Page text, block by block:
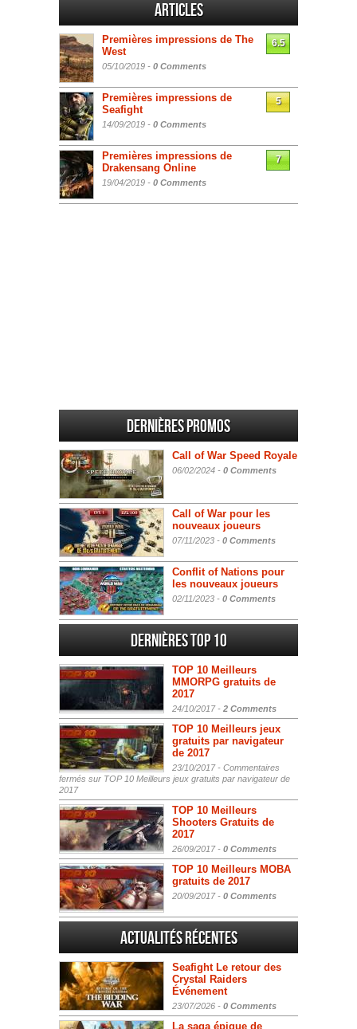
Articles
Premières impressions de The
West
05/10/2019 - 0 Comments
6.5
Premières impressions de
Seafight
14/09/2019 - 0 Comments
5
Premières impressions de
Drakensang Online
19/04/2019 - 0 Comments
7
Dernières promos
Call of War Speed Royale
06/02/2024 - 0 Comments
Call of War pour les
nouveaux joueurs
07/11/2023 - 0 Comments
Conflit of Nations pour
les nouveaux joueurs
02/11/2023 - 0 Comments
Dernières Top 10
TOP 10 Meilleurs
MMORPG gratuits de
2017
24/10/2017 - 2 Comments
TOP 10 Meilleurs jeux
gratuits par navigateur
de 2017
23/10/2017 - Commentaires
fermés sur TOP 10 Meilleurs jeux gratuits par navigateur de
2017
TOP 10 Meilleurs
Shooters Gratuits de
2017
26/09/2017 - 0 Comments
TOP 10 Meilleurs MOBA
gratuits de 2017
20/09/2017 - 0 Comments
Actualités Récentes
Seafight Le retour des
Crystal Raiders
Événement
23/07/2026 - 0 Comments
La saga épique de